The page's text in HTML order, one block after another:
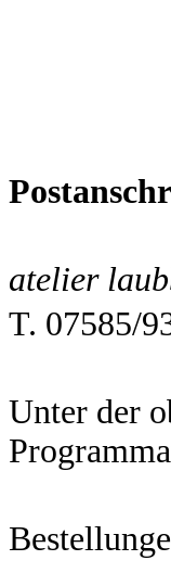
atelier
T. 07585/
Unter der